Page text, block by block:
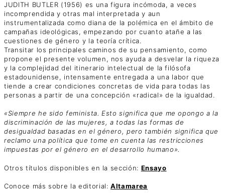
JUDITH BUTLER (1956) es una figura incómoda, a veces
incomprendida y otras mal interpretada y aun
instrumentalizada como diana de la polémica en el ámbito de
campañas ideológicas, empezando por cuanto atañe a las
cuestiones de género y la teoría crítica.
Transitar los principales caminos de su pensamiento, como
propone el presente volumen, nos ayuda a desvelar la riqueza
y la complejidad del itinerario intelectual de la filósofa
estadounidense, intensamente entregada a una labor que
tiende a crear condiciones concretas de vida para todas las
personas a partir de una concepción «radical» de la igualdad.
«Siempre he sido feminista. Esto significa que me opongo a la
discriminación de las mujeres, a todas las formas de
desigualdad basadas en el género, pero también significa que
reclamo una política que tome en cuenta las restricciones
impuestas por el género en el desarrollo humano».
Otros títulos disponibles en la sección: Ensayo
Conoce más sobre la editorial:Altamarea